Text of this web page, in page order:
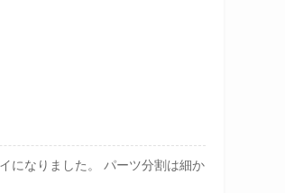
になりました。 パーツ分割は細か